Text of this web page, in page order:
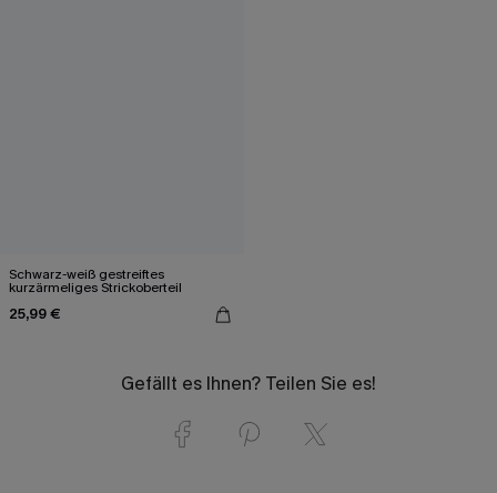
Schwarz-weiß gestreiftes
kurzärmeliges Strickoberteil
25,99 €
Gefällt es Ihnen? Teilen Sie es!